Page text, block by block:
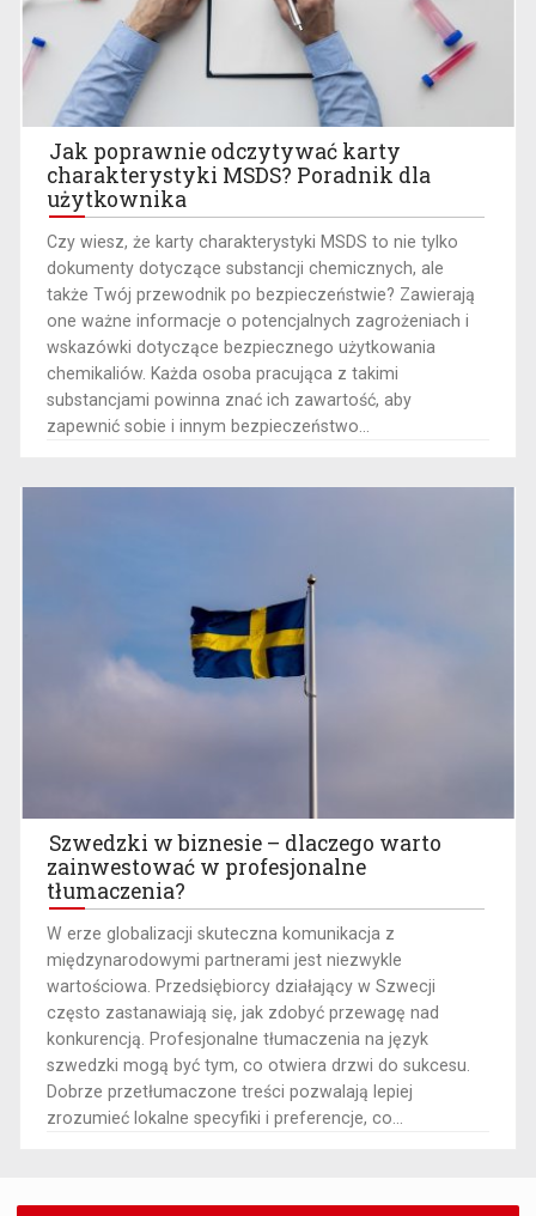
Jak poprawnie odczytywać karty
charakterystyki MSDS? Poradnik dla
użytkownika
​Czy wiesz, że karty charakterystyki MSDS to nie tylko
dokumenty dotyczące substancji chemicznych, ale
także Twój przewodnik po bezpieczeństwie? Zawierają
one ważne informacje o potencjalnych zagrożeniach i
wskazówki dotyczące bezpiecznego użytkowania
chemikaliów. Każda osoba pracująca z takimi
substancjami powinna znać ich zawartość, aby
zapewnić sobie i innym bezpieczeństwo...
Szwedzki w biznesie – dlaczego warto
zainwestować w profesjonalne
tłumaczenia?
W erze globalizacji skuteczna komunikacja z
międzynarodowymi partnerami jest niezwykle
wartościowa. Przedsiębiorcy działający w Szwecji
często zastanawiają się, jak zdobyć przewagę nad
konkurencją. Profesjonalne tłumaczenia na język
szwedzki mogą być tym, co otwiera drzwi do sukcesu.
Dobrze przetłumaczone treści pozwalają lepiej
zrozumieć lokalne specyfiki i preferencje, co...